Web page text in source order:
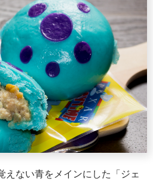
えない青をメインにした「ジェ